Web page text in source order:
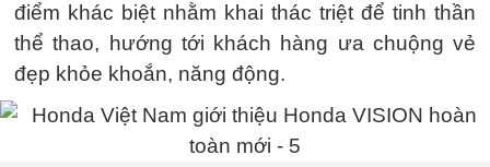
điểm khác biệt nhằm khai thác triệt để tinh thần
thể thao, hướng tới khách hàng ưa chuộng vẻ
đẹp khỏe khoắn, năng động.